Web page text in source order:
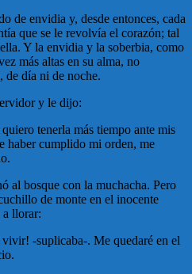
de envidia y, desde entonces, cada
que se le revolvía el corazón; tal
Y la envidia y la soberbia, como
más altas en su alma, no
de día ni de noche.
y le dijo:
tenerla más tiempo ante mis
haber cumplido mi orden, me
al bosque con la muchacha. Pero
de monte en el inocente
a llorar:
vivir! -suplicaba-. Me quedaré en el